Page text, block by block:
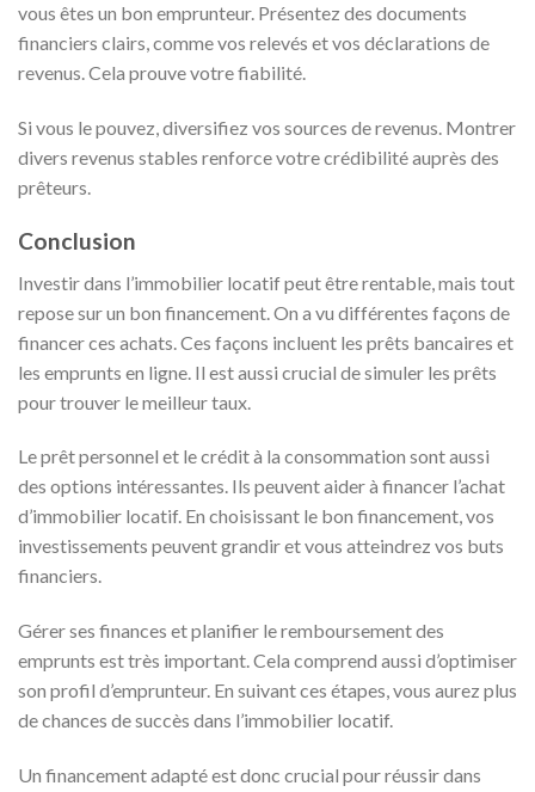
vous êtes un bon emprunteur. Présentez des documents
financiers clairs, comme vos relevés et vos déclarations de
revenus. Cela prouve votre fiabilité.
Si vous le pouvez, diversifiez vos sources de revenus. Montrer
divers revenus stables renforce votre crédibilité auprès des
prêteurs.
Conclusion
Investir dans l’immobilier locatif peut être rentable, mais tout
repose sur un bon financement. On a vu différentes façons de
financer ces achats. Ces façons incluent les prêts bancaires et
les emprunts en ligne. Il est aussi crucial de simuler les prêts
pour trouver le meilleur taux.
Le prêt personnel et le crédit à la consommation sont aussi
des options intéressantes. Ils peuvent aider à financer l’achat
d’immobilier locatif. En choisissant le bon financement, vos
investissements peuvent grandir et vous atteindrez vos buts
financiers.
Gérer ses finances et planifier le remboursement des
emprunts est très important. Cela comprend aussi d’optimiser
son profil d’emprunteur. En suivant ces étapes, vous aurez plus
de chances de succès dans l’immobilier locatif.
Un financement adapté est donc crucial pour réussir dans